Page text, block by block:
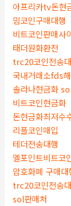
아프리카tv돈현
밈코인구매대행
비트코인판매사
태더원화환전
trc20코인전송
국내거래소fds
솔라나현금화
비트코인현금화
돈현금화최저수
리플코인매입
테더전송대행
엘포인트비트코
암호화폐 구매대
trc20코인전송
sol판매처